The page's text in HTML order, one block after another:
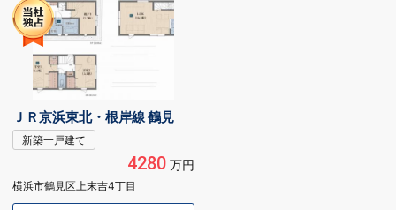
ＪＲ京浜東北・根岸線 鶴見
新築一戸建て
4280万円
横浜市鶴見区上末吉4丁目